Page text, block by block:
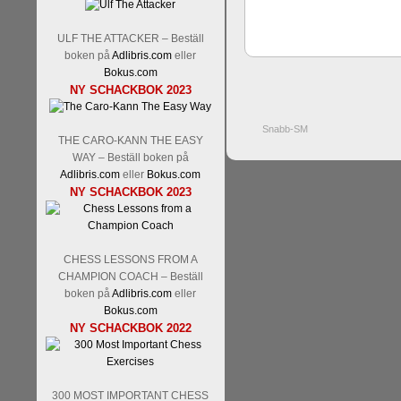
ULF THE ATTACKER – Beställ
boken påAdlibris.com eller
Bokus.com
NY SCHACKBOK 2023
THE CARO-KANN THE EASY
WAY – Beställ boken på
Adlibris.com eller Bokus.com
NY SCHACKBOK 2023
CHESS LESSONS FROM A
CHAMPION COACH – Beställ
boken påAdlibris.com eller
Bokus.com
NY SCHACKBOK 2022
300 MOST IMPORTANT CHESS
Snabb-SM